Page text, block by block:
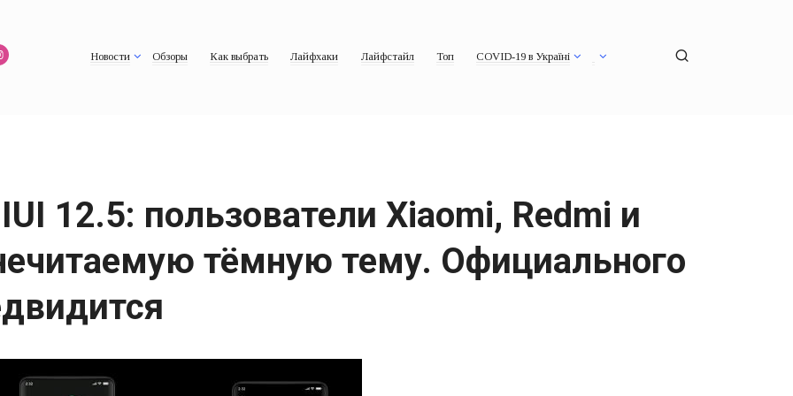
Новости Обзоры Как выбрать Лайфхаки Лайфстайл Топ COVID-19 в Україні
12.5: пользователи Xiaomi, Redmi и
тёмную тему. Официального